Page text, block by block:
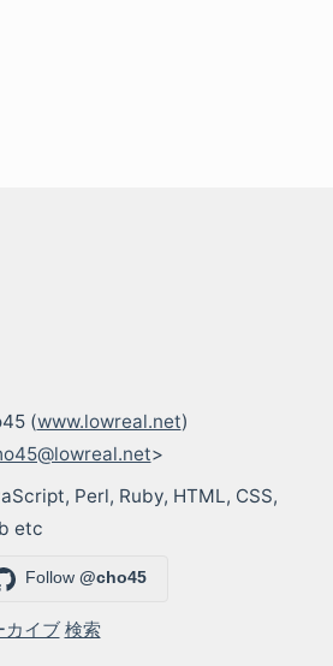
(www.lowreal.net)
>
Perl, Ruby, HTML, CSS,
etc
Follow@cho45
カイブ 検索